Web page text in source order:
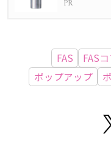
FAS FAS
ポップアップ